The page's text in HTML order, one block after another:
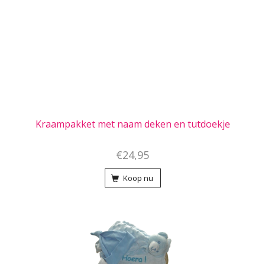
Kraampakket met naam deken en tutdoekje
€24,95
Koop nu